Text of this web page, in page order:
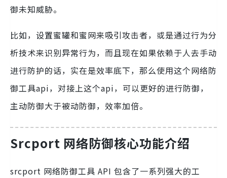
御未知威胁。
比如，设置蜜罐和蜜网来吸引攻击者，或是通过行为分
析技术来识别异常行为，而且现在如果依赖于人去手动
进行防护的话，实在是效率底下，那么使用这个网络防
御工具api，对接上这个api，可以更好的进行防御，
主动防御大于被动防御，效率加倍。
Srcport 网络防御核心功能介绍
srcport 网络防御工具 API 包含了一系列强大的工